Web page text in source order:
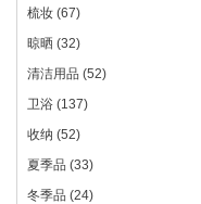
梳妆 (67)
晾晒 (32)
清洁用品 (52)
卫浴 (137)
收纳 (52)
夏季品 (33)
冬季品 (24)